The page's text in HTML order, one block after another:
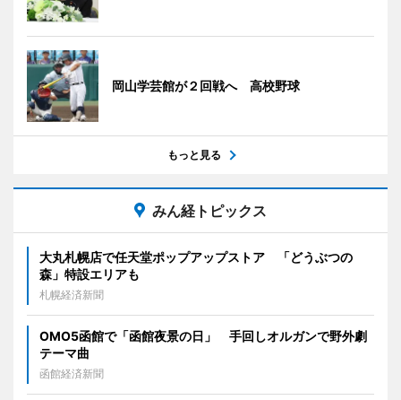
岡山学芸館が２回戦へ 高校野球
もっと見る
みん経トピックス
大丸札幌店で任天堂ポップアップストア 「どうぶつの
森」特設エリアも
札幌経済新聞
OMO5函館で「函館夜景の日」 手回しオルガンで野外劇
テーマ曲
函館経済新聞